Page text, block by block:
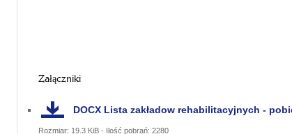
Załączniki
DOCXLista zakładow rehabilitacyjnych -
Rozmiar: 19.3 KiB - Ilość pobrań: 2280